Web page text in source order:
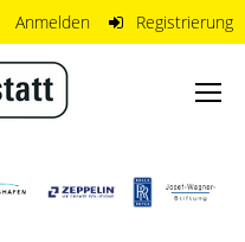
Anmelden Registrierung